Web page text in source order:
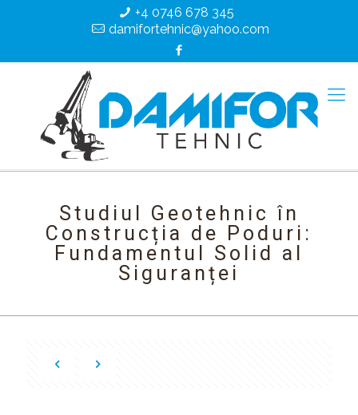
+4 0746 678 345
damifortehnic@yahoo.com
Studiul Geotehnic în
Construcția de Poduri:
Fundamentul Solid al
Siguranței